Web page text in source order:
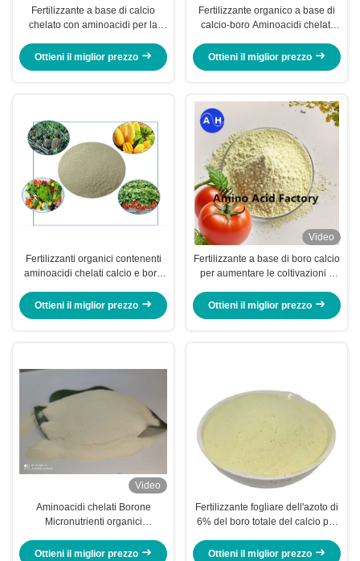
Fertilizzante a base di calcio
chelato con aminoacidi per la
piante nella coltivazione di
Ottieni il miglior prezzo
Fertilizzante organico a base di
calcio-boro Aminoacidi chelati
nutrienti per gli alberi frutti
Ottieni il miglior prezzo
Fertilizzanti organici contenenti
aminoacidi chelati calcio e boro
Ottieni il miglior prezzo
Video
Fertilizzante a base di boro calcio
per aumentare le coltivazioni e
Ottieni il miglior prezzo
Video
Aminoacidi chelati Borone
Micronutrienti organici
fiori
Ottieni il miglior prezzo
Fertilizzante fogliare dell'azoto di
6% del boro totale del calcio per
Ottieni il miglior prezzo